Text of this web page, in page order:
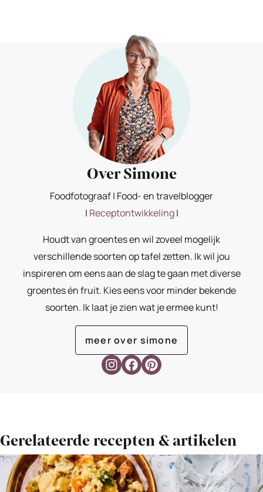
Over Simone
Foodfotograaf | Food- en travelblogger
| Receptontwikkeling|
Houdt van groentes en wil zoveel mogelijk
verschillende soorten op tafel zetten. Ik wil jou
inspireren om eens aan de slag te gaan met diverse
groentes én fruit. Kies eens voor minder bekende
soorten. Ik laat je zien wat je ermee kunt!
meer over simone
Gerelateerde recepten & artikelen
Bekijk
Romige